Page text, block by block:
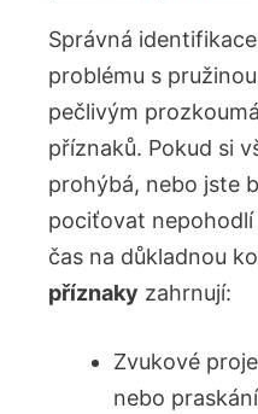
Správná
problému s
pečlivým
příznaků. Pokud si
prohýbá, nebo jste
pociťovat
čas ⁣na důkladnou
příznaky zahrnují:
Zvukové
nebo